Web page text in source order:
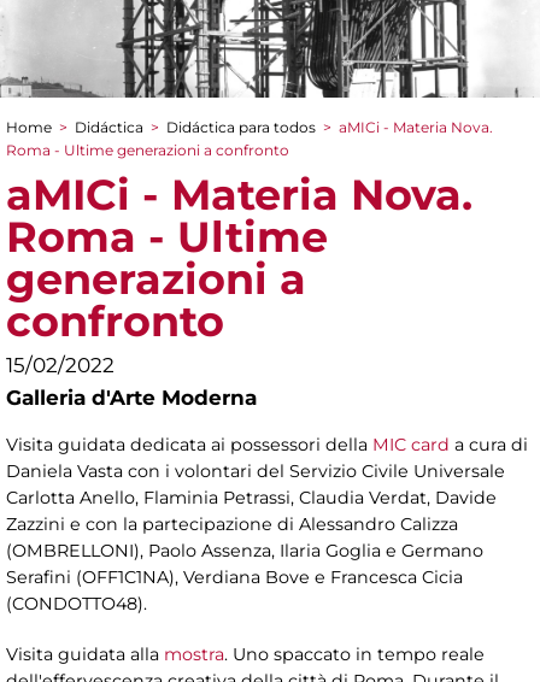
You are here
Home > Didáctica > Didáctica para todos > aMICi - Materia Nova.
Roma - Ultime generazioni a confronto
aMICi - Materia Nova.
Roma - Ultime
generazioni a
confronto
15/02/2022
Galleria d'Arte Moderna
Visita guidata dedicata ai possessori della MIC card a cura di
Daniela Vasta con i volontari del Servizio Civile Universale
Carlotta Anello, Flaminia Petrassi, Claudia Verdat, Davide
Zazzini e con la partecipazione di Alessandro Calizza
(OMBRELLONI), Paolo Assenza, Ilaria Goglia e Germano
Serafini (OFF1C1NA), Verdiana Bove e Francesca Cicia
(CONDOTTO48).
Visita guidata alla mostra. Uno spaccato in tempo reale